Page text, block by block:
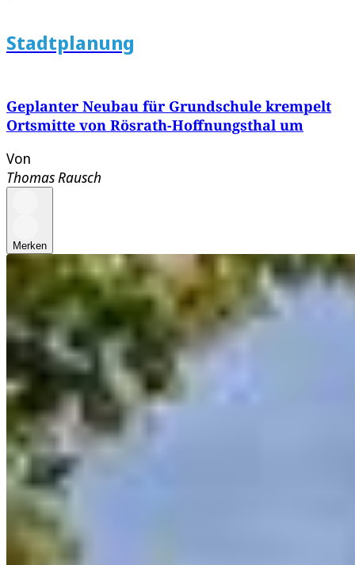
Stadtplanung
Geplanter Neubau für Grundschule krempelt
Ortsmitte von Rösrath-Hoffnungsthal um
Von
Thomas Rausch
Merken